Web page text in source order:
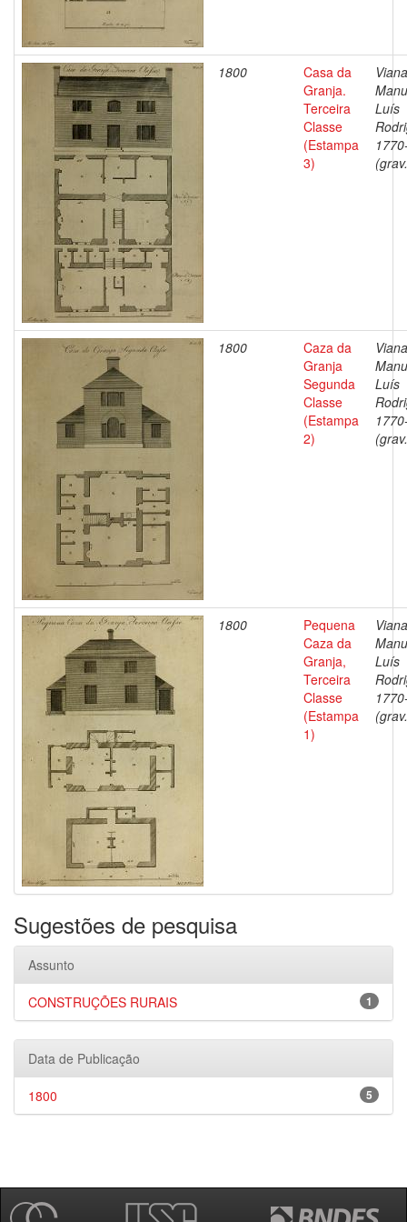
1800
Casa da
Granja.
Terceira
Classe
(Estampa
3)
Luís
1800
Caza da
Granja
Segunda
Classe
(Estampa
2)
Luís
1800
Pequena
Caza da
Granja,
Terceira
Classe
(Estampa
1)
Luís
Sugestões de pesquisa
Assunto
1
CONSTRUÇÕES RURAIS
Data de Publicação
5
1800